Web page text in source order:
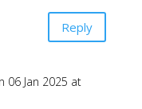
Reply
06 Jan 2025 at